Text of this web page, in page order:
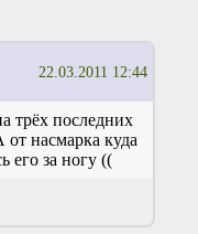
22.03.2011 12:44
трёх последних
насмарка куда
его за ногу ((